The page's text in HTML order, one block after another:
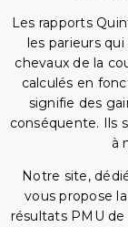
Les rapports
les parieurs
chevaux de la
calculés en
signifie des
conséquente. Ils
à
Notre site,
vous propose
résultats PMU